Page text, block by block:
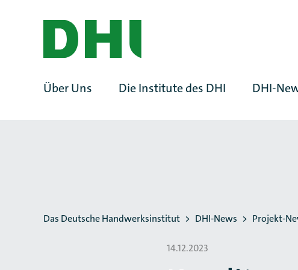
ZUM HAUPTINHALT SPRINGEN
Über Uns Die Institute des DHI DHI-
Sie befinden sich hier:
Das Deutsche Handwerksinstitut DHI-News Projekt-
14.12.2023